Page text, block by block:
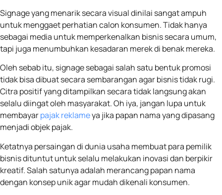
Signage yang menarik secara visual dinilai sangat ampuh
untuk menggaet perhatian calon konsumen. Tidak hanya
sebagai media untuk memperkenalkan bisnis secara umum,
tapi juga menumbuhkan kesadaran merek di benak mereka.
Oleh sebab itu, signage sebagai salah satu bentuk promosi
tidak bisa dibuat secara sembarangan agar bisnis tidak rugi.
Citra positif yang ditampilkan secara tidak langsung akan
selalu diingat oleh masyarakat. Oh iya, jangan lupa untuk
membayarpajak reklameya jika papan nama yang dipasang
menjadi objek pajak.
Ketatnya persaingan di dunia usaha membuat para pemilik
bisnis dituntut untuk selalu melakukan inovasi dan berpikir
kreatif. Salah satunya adalah merancang papan nama
dengan konsep unik agar mudah dikenali konsumen.